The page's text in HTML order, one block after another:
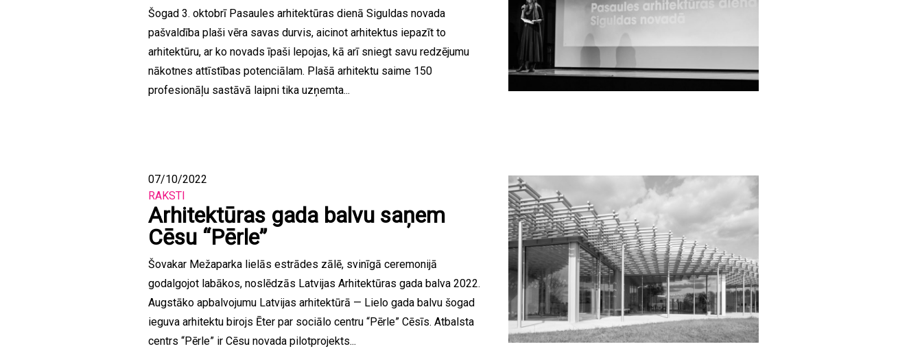
Šogad 3. oktobrī Pasaules arhitektūras dienā Siguldas novada
pašvaldība plaši vēra savas durvis, aicinot arhitektus iepazīt to
arhitektūru, ar ko novads īpaši lepojas, kā arī sniegt savu redzējumu
nākotnes attīstības potenciālam. Plašā arhitektu saime 150
profesionāļu sastāvā laipni tika uzņemta...
07/10/2022
RAKSTI
Arhitektūras gada balvu saņem
Cēsu “Pērle”
Šovakar Mežaparka lielās estrādes zālē, svinīgā ceremonijā
godalgojot labākos, noslēdzās Latvijas Arhitektūras gada balva 2022.
Augstāko apbalvojumu Latvijas arhitektūrā — Lielo gada balvu šogad
ieguva arhitektu birojs Ēter par sociālo centru “Pērle” Cēsīs. Atbalsta
centrs “Pērle” ir Cēsu novada pilotprojekts...